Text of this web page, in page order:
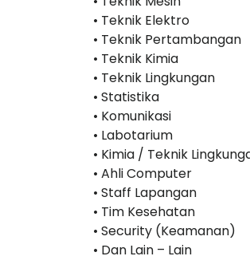
• Teknik Elektro
• Teknik Pertambangan
• Teknik Kimia
• Teknik Lingkungan
• Statistika
• Komunikasi
• Labotarium
• Kimia / Teknik
• Ahli Computer
• Staff Lapangan
• Tim Kesehatan
• Security (Keamanan)
• Dan Lain – Lain